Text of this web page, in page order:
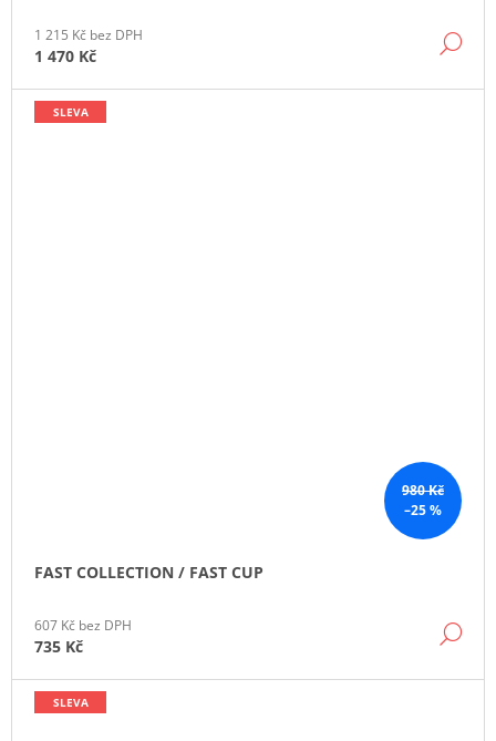
1 215 Kč bez DPH
1 470 Kč
980 Kč
–25 %
SLEVA
FAST COLLECTION / FAST CUP
607 Kč bez DPH
735 Kč
SLEVA